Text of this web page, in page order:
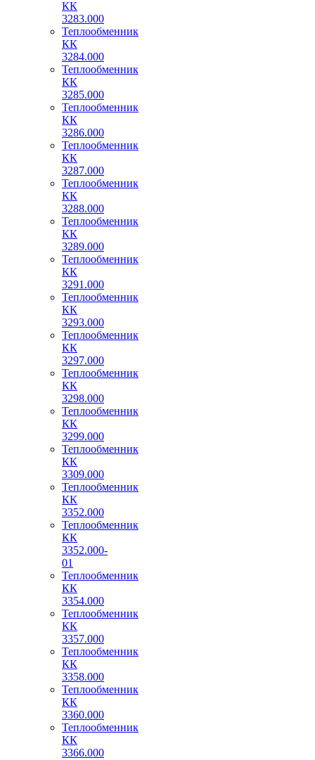
КК
3283.000
Теплообменник
КК
3284.000
Теплообменник
КК
3285.000
Теплообменник
КК
3286.000
Теплообменник
КК
3287.000
Теплообменник
КК
3288.000
Теплообменник
КК
3289.000
Теплообменник
КК
3291.000
Теплообменник
КК
3293.000
Теплообменник
КК
3297.000
Теплообменник
КК
3298.000
Теплообменник
КК
3299.000
Теплообменник
КК
3309.000
Теплообменник
КК
3352.000
Теплообменник
КК
3352.000-
01
Теплообменник
КК
3354.000
Теплообменник
КК
3357.000
Теплообменник
КК
3358.000
Теплообменник
КК
3360.000
Теплообменник
КК
3366.000